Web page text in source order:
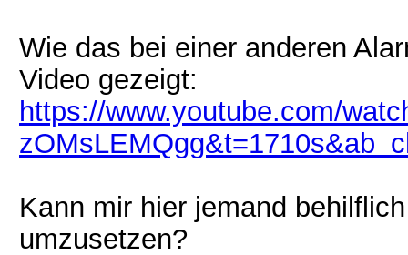
Wie das bei einer anderen
Video gezeigt:
https://www.youtube.com/
Kann mir hier jemand
umzusetzen?